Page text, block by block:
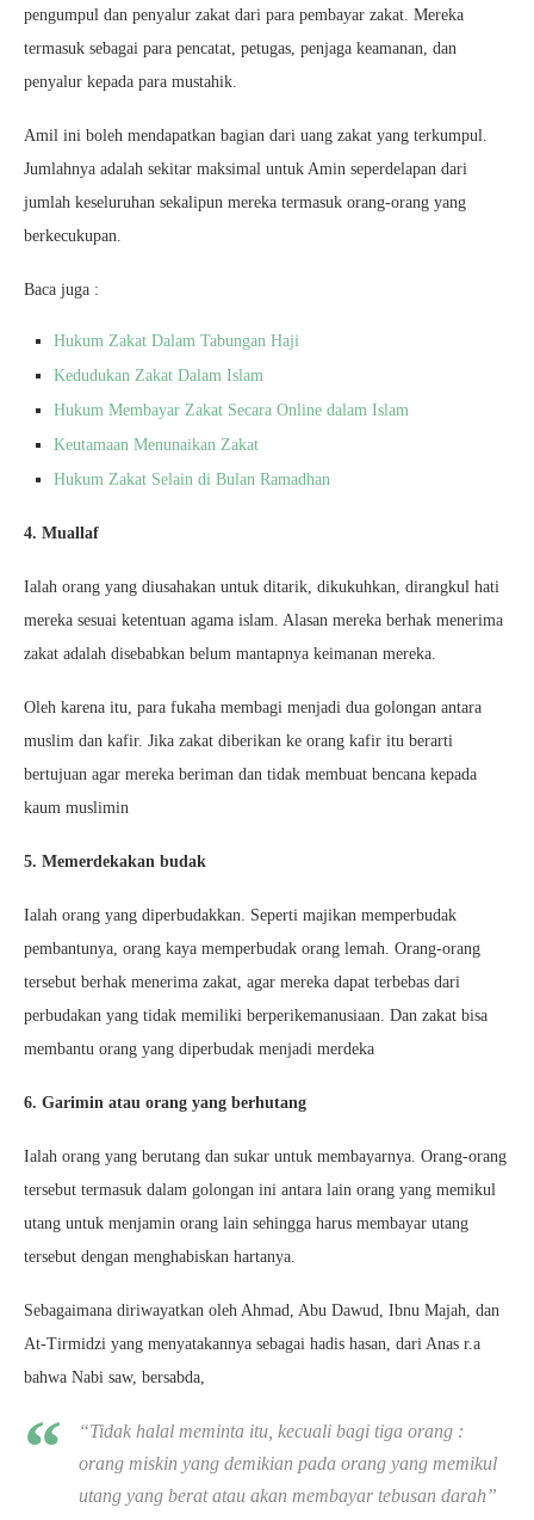
pengumpul dan penyalur zakat dari para pembayar zakat. Mereka
termasuk sebagai para pencatat, petugas, penjaga keamanan, dan
penyalur kepada para mustahik.
Amil ini boleh mendapatkan bagian dari uang zakat yang terkumpul.
Jumlahnya adalah sekitar maksimal untuk Amin seperdelapan dari
jumlah keseluruhan sekalipun mereka termasuk orang-orang yang
berkecukupan.
Baca juga :
Hukum Zakat Dalam Tabungan Haji
Kedudukan Zakat Dalam Islam
Hukum Membayar Zakat Secara Online dalam Islam
Keutamaan Menunaikan Zakat
Hukum Zakat Selain di Bulan Ramadhan
4. Muallaf
Ialah orang yang diusahakan untuk ditarik, dikukuhkan, dirangkul hati
mereka sesuai ketentuan agama islam. Alasan mereka berhak menerima
zakat adalah disebabkan belum mantapnya keimanan mereka.
Oleh karena itu, para fukaha membagi menjadi dua golongan antara
muslim dan kafir. Jika zakat diberikan ke orang kafir itu berarti
bertujuan agar mereka beriman dan tidak membuat bencana kepada
kaum muslimin
5. Memerdekakan budak
Ialah orang yang diperbudakkan. Seperti majikan memperbudak
pembantunya, orang kaya memperbudak orang lemah. Orang-orang
tersebut berhak menerima zakat, agar mereka dapat terbebas dari
perbudakan yang tidak memiliki berperikemanusiaan. Dan zakat bisa
membantu orang yang diperbudak menjadi merdeka
6. Garimin atau orang yang berhutang
Ialah orang yang berutang dan sukar untuk membayarnya. Orang-orang
tersebut termasuk dalam golongan ini antara lain orang yang memikul
utang untuk menjamin orang lain sehingga harus membayar utang
tersebut dengan menghabiskan hartanya.
Sebagaimana diriwayatkan oleh Ahmad, Abu Dawud, Ibnu Majah, dan
At-Tirmidzi yang menyatakannya sebagai hadis hasan, dari Anas r.a
bahwa Nabi saw, bersabda,
“Tidak halal meminta itu, kecuali bagi tiga orang :
orang miskin yang demikian pada orang yang memikul
utang yang berat atau akan membayar tebusan darah”